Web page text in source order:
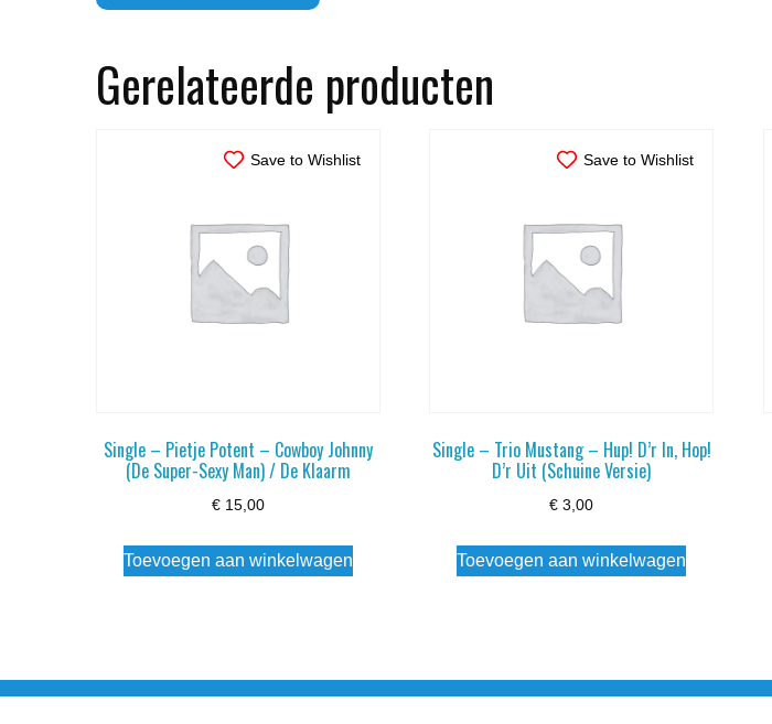
Gerelateerde producten
Save to Wishlist
Single – Pietje Potent – Cowboy Johnny
(De Super-Sexy Man) / De Klaarm
€15,00
Toevoegen aan winkelwagen
Save to Wishlist
Single – Trio Mustang – Hup! D’r In, Hop!
D’r Uit (Schuine Versie)
€ 3,00
Toevoegen aan winkelwagen